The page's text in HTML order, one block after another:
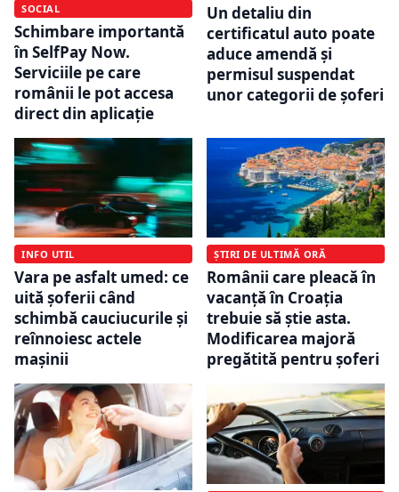
SOCIAL
Schimbare importantă
în SelfPay Now.
Serviciile pe care
românii le pot accesa
direct din aplicație
Un detaliu din
certificatul auto poate
aduce amendă și
permisul suspendat
unor categorii de șoferi
INFO UTIL
Vara pe asfalt umed: ce
uită șoferii când
schimbă cauciucurile și
reînnoiesc actele
mașinii
ȘTIRI DE ULTIMĂ ORĂ
Românii care pleacă în
vacanță în Croația
trebuie să știe asta.
Modificarea majoră
pregătită pentru șoferi